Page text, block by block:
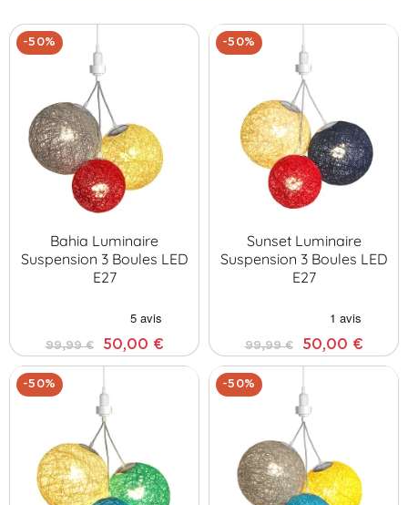
fournie pour régler l'intensité lumineuse selon vos envies.
Illuminez vos espaces avec style et confort grâce à nos
Suspensions Lumineuses Tryptiques de Guirled.
-50%
Bahia Luminaire
Suspension 3 Boules LED
E27
99,99 € 50,00 €
-50%
Sunset Luminaire
Suspension 3 Boules LED
E27
99,99 € 50,00 €
-50% -50%